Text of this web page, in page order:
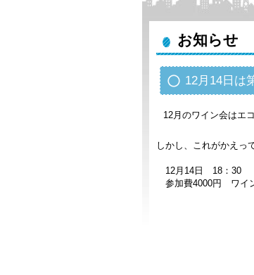
お知らせ
12月14日は
12月のワイン会はエ
しかし、これがかえっ
12月14日 18：30
参加費4000円 ワイ